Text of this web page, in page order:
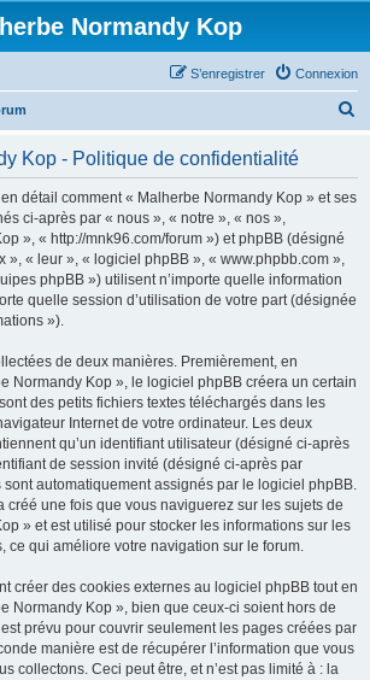
Normandy Kop
Connexion
S’enregistrer
Kop - Politique de confidentialité
détail comment « Malherbe Normandy Kop » et ses
ci-après par « nous », « notre », « nos »,
», « http://mnk96.com/forum ») et phpBB (désigné
», « leur », « logiciel phpBB », « www.phpbb.com »,
phpBB ») utilisent n’importe quelle information
quelle session d’utilisation de votre part (désignée
»).
de deux manières. Premièrement, en
Normandy Kop », le logiciel phpBB créera un certain
des petits fichiers textes téléchargés dans les
Internet de votre ordinateur. Les deux
qu’un identifiant utilisateur (désigné ci-après
de session invité (désigné ci-après par
automatiquement assignés par le logiciel phpBB.
créé une fois que vous naviguerez sur les sujets de
» et est utilisé pour stocker les informations sur les
ce qui améliore votre navigation sur le forum.
créer des cookies externes au logiciel phpBB tout en
Normandy Kop », bien que ceux-ci soient hors de
prévu pour couvrir seulement les pages créées par
manière est de récupérer l’information que vous
collectons. Ceci peut être, et n’est pas limité à : la